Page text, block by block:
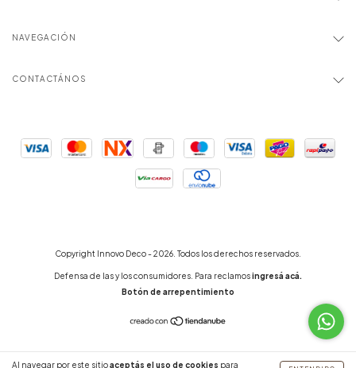
Al navegar por este sitioaceptás el uso de cookies para
NAVEGACIÓN
CONTACTÁNOS
Copyright Innovo Deco - 2026. Todos los derechos reservados.
Defensa de las y los consumidores. Para reclamosingresá acá.
Botón de arrepentimiento